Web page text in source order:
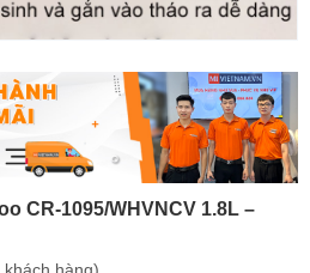
CR-1095/WHVNCV 1.8L –
hàng)